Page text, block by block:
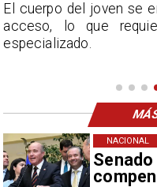
NACIONAL
El cuerpo del joven se
acceso, lo que
especializado.